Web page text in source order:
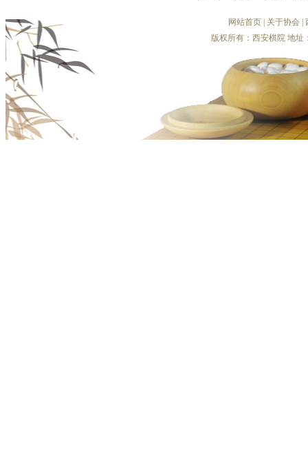
网站首页 关于协会
版权所有：西安棋院 地址